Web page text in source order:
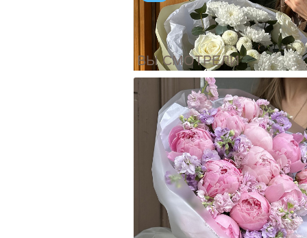
Открытка "Я рядом, даже если
Bouquet 14
ВЫ СМОТРЕЛИ